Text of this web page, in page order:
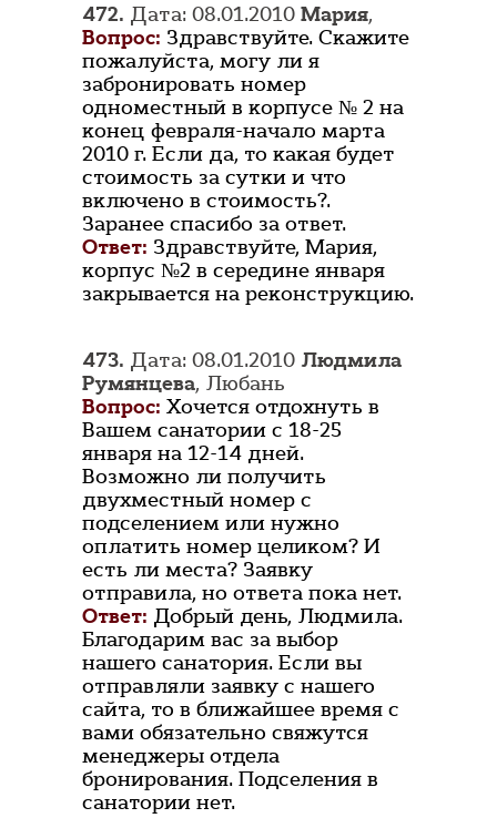
472. Дата: 08.01.2010 Мария,
Вопрос: Здравствуйте. Скажите
пожалуйста, могу ли я
забронировать номер
одноместный в корпусе № 2 на
конец февраля-начало марта
2010 г. Если да, то какая будет
стоимость за сутки и что
включено в стоимость?.
Заранее спасибо за ответ.
Ответ: Здравствуйте, Мария,
корпус №2 в середине января
закрывается на реконструкцию.
473. Дата: 08.01.2010 Людмила
Румянцева, Любань
Вопрос: Хочется отдохнуть в
Вашем санатории с 18-25
января на 12-14 дней.
Возможно ли получить
двухместный номер с
подселением или нужно
оплатить номер целиком? И
есть ли места? Заявку
отправила, но ответа пока нет.
Ответ: Добрый день, Людмила.
Благодарим вас за выбор
нашего санатория. Если вы
отправляли заявку с нашего
сайта, то в ближайшее время с
вами обязательно свяжутся
менеджеры отдела
бронирования. Подселения в
санатории нет.